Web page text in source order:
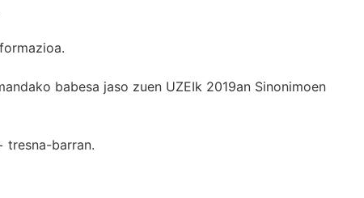
babesa jaso zuen UZEIk 2019an Sinonimoen
tresna-barran.